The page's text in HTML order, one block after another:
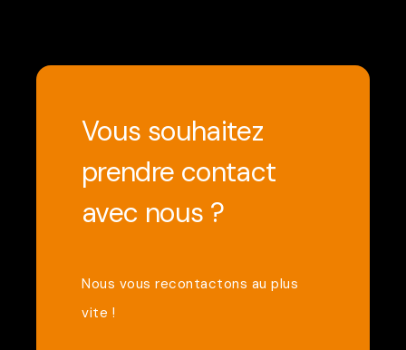
Vous souhaitez
prendre contact
avec nous ?
Nous vous recontactons au plus
vite !